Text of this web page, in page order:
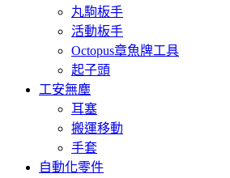
丸駒板手
活動板手
Octopus章魚牌工具
起子頭
工安無塵
耳塞
搬運移動
手套
自動化零件